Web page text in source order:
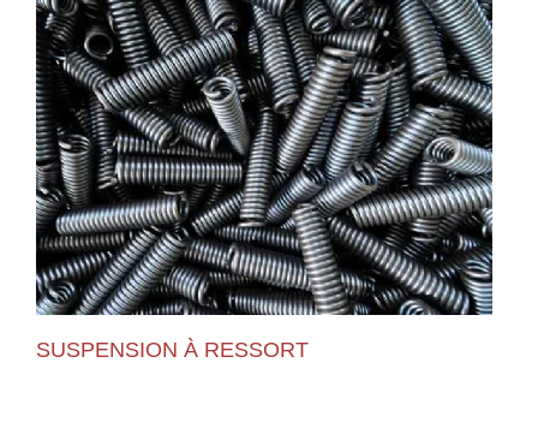
SUSPENSION À RESSORT